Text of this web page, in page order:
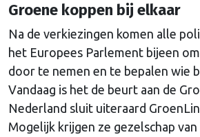
Groene koppen bij elkaar
Na de verkiezingen komen alle
het Europees Parlement bijeen
door te nemen en te bepalen wie
Vandaag is het de beurt aan de
Nederland sluit uiteraard
Mogelijk krijgen ze gezelschap